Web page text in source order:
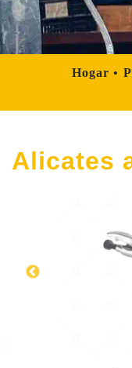
Hogar
Alicates